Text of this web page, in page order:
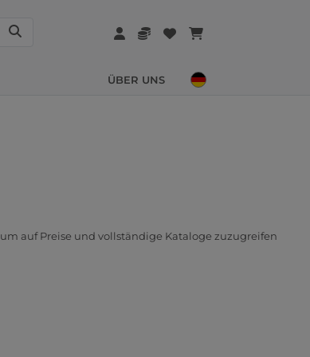
ÜBER UNS
um auf Preise und vollständige Kataloge zuzugreifen